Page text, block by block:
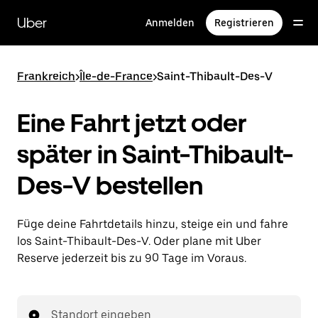
zum
Hauptinhalt
Uber Anmelden Registrieren
Frankreich>Île-de-France>Saint-Thibault-Des-V
Eine Fahrt jetzt oder
später in Saint-Thibault-
Des-V bestellen
Füge deine Fahrtdetails hinzu, steige ein und fahre
los Saint-Thibault-Des-V. Oder plane mit Uber
Reserve jederzeit bis zu 90 Tage im Voraus.
Standort eingeben